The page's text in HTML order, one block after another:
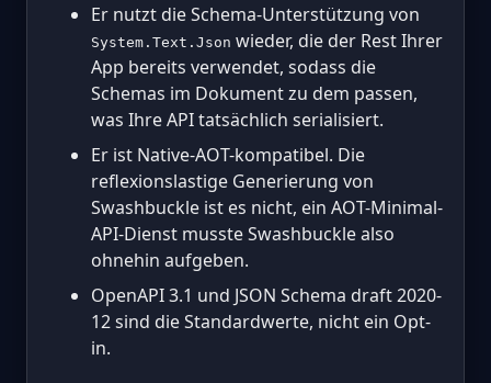
Er nutzt die Schema-Unterstützung von
System.Text.Json wieder, die der Rest Ihrer
App bereits verwendet, sodass die
Schemas im Dokument zu dem passen,
was Ihre API tatsächlich serialisiert.
Er ist Native-AOT-kompatibel. Die
reflexionslastige Generierung von
Swashbuckle ist es nicht, ein AOT-Minimal-
API-Dienst musste Swashbuckle also
ohnehin aufgeben.
OpenAPI 3.1 und JSON Schema draft 2020-
12 sind die Standardwerte, nicht ein Opt-
in.